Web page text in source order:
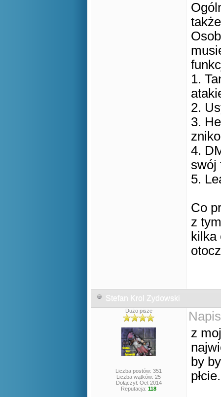
1.
2.
3.
4.
swój
5.
Co
z
kilka
Stefan Krol Zydowski
Dużo pisze
Liczba postów: 351
Liczba wątków: 25
Dołączył: Oct 2014
Reputacja: 118
z
by